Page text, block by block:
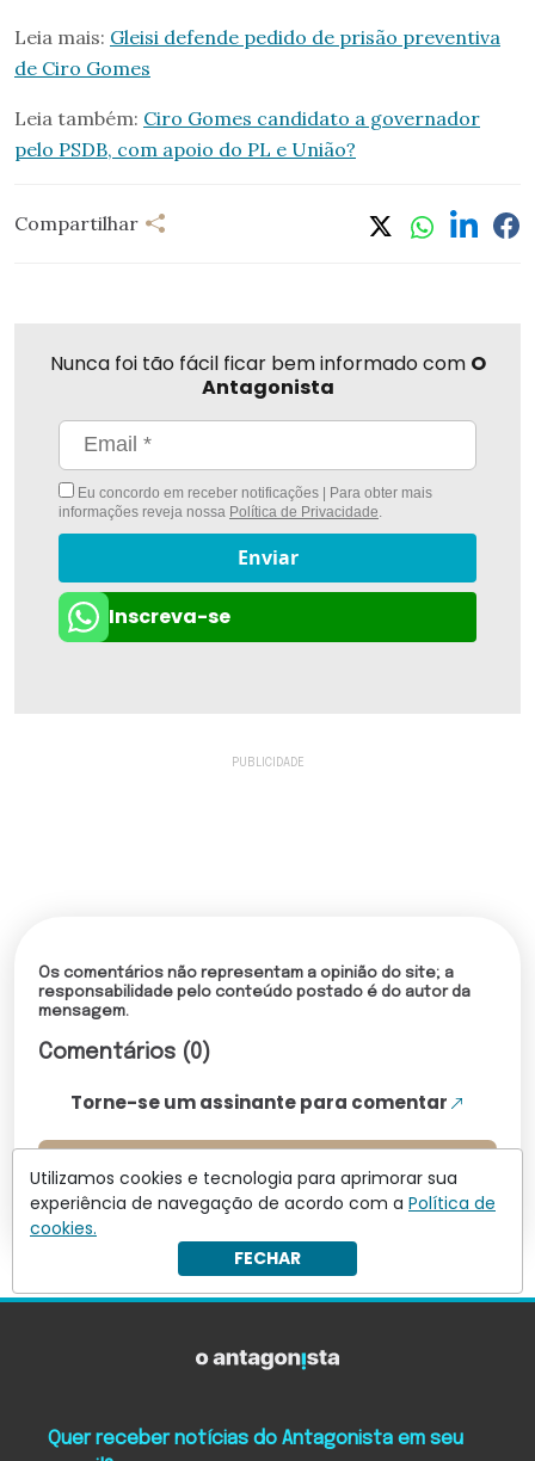
Leia mais: Gleisi defende pedido de prisão preventiva
de Ciro Gomes
Leia também: Ciro Gomes candidato a governador
pelo PSDB, com apoio do PL e União?
Compartilhar
Nunca foi tão fácil ficar bem informado com O
Antagonista
Eu concordo em receber notificações | Para obter mais
informações reveja nossa Política de Privacidade.
Enviar
Inscreva-se
Os comentários não representam a opinião do site; a
responsabilidade pelo conteúdo postado é do autor da
mensagem.
Comentários (0)
Torne-se um assinante para comentar
Leia mais comentários
Utilizamos cookies e tecnologia para aprimorar sua
experiência de navegação de acordo com a Política de
cookies.
FECHAR
Quer receber notícias do Antagonista em seu